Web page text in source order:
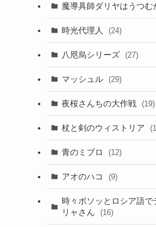
魔導具師ダリヤはうつむ
時光代理人 (24)
八咫烏シリーズ (27)
マッシュル (29)
夜桜さんちの大作戦 (19)
杖と剣のウィストリア
青のミブロ (12)
アオのハコ (9)
時々ボソッとロシア語で
リャさん
(16)